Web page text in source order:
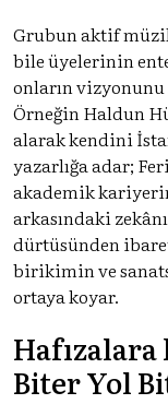
Grubun aktif
bile üyelerinin
onların vizyonunu
Örneğin Haldun
alarak kendini
yazarlığa adar;
akademik
arkasındaki
dürtüsünden
birikimin ve
ortaya koyar.
Hafızalara
Biter Yol